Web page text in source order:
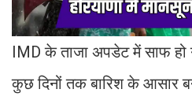
IMD के ताजा अपडेट में साफ हो
कुछ दिनों तक बारिश के आसार